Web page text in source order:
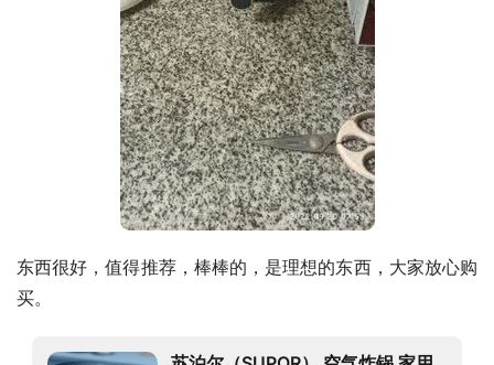
东西很好，值得推荐，棒棒的，是理想的东西，大家放心购
买。